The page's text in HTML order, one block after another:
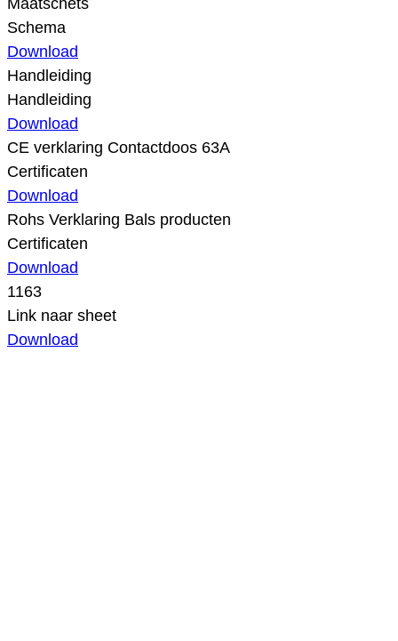
Schema
Download
Handleiding
Handleiding
Download
CE verklaring Contactdoos 63A
Certificaten
Download
Rohs Verklaring Bals producten
Certificaten
Download
1163
Link naar sheet
Download